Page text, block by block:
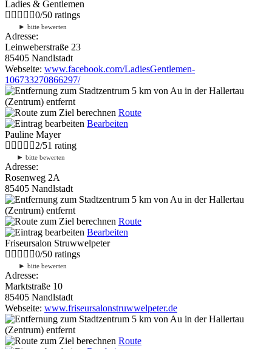
Ladies & Gentlemen
0/50 ratings
► bitte bewerten
Adresse:
Leinweberstraße 23
85405 Nandlstadt
Webseite: www.facebook.com/LadiesGentlemen-
106733270866297/
5 km von Au in der Hallertau
(Zentrum) entfernt
Route
Bearbeiten
Pauline Mayer
2/51 rating
► bitte bewerten
Adresse:
Rosenweg 2A
85405 Nandlstadt
5 km von Au in der Hallertau
(Zentrum) entfernt
Route
Bearbeiten
Friseursalon Struwwelpeter
0/50 ratings
► bitte bewerten
Adresse:
Marktstraße 10
85405 Nandlstadt
Webseite: www.friseursalonstruwwelpeter.de
5 km von Au in der Hallertau
(Zentrum) entfernt
Route